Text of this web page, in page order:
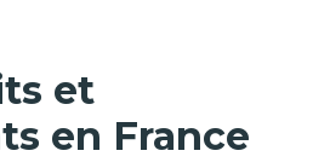
et
en France